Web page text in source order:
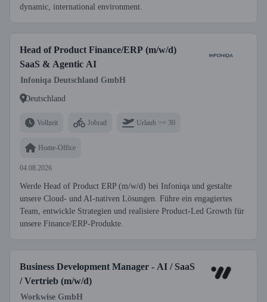
dynamic, international environment.
Head of Product Finance/ERP (m/w/d)
SaaS & Agentic AI
Infoniqa Deutschland GmbH
Deutschland
Vollzeit Jobrad Urlaub >= 30
Home-Office
04.08.2026
Werde Head of Product ERP (m/w/d) bei Infoniqa und gestalte
unsere Cloud- und AI-nativen Lösungen. Führe ein engagiertes
Team, entwickle Strategien und realisiere Product-Led Growth für
unsere Finance/ERP-Produkte.
Business Development Manager - AI / SaaS
/ Vertrieb (m/w/d)
Workwise GmbH